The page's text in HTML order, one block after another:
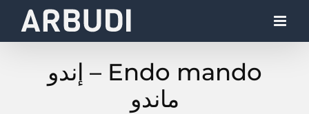
Endo mando – إندو
ماندو